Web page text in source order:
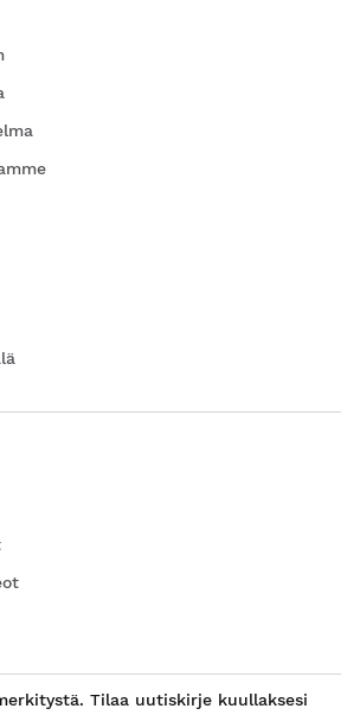
Tilaa uutiskirje kuullaksesi